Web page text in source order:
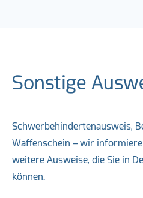
Sonstige
Schwerbehindertenausweis,
Waffenschein – wir
weitere Ausweise, die Sie in
können.